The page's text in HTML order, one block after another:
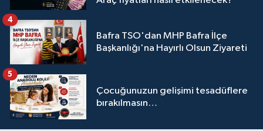
Bafra TSO'dan MHP Bafra İlçe
Başkanlığı'na Hayırlı Olsun Ziyareti
4
Çocuğunuzun gelişimi tesadüflere
bırakılmasın…
5